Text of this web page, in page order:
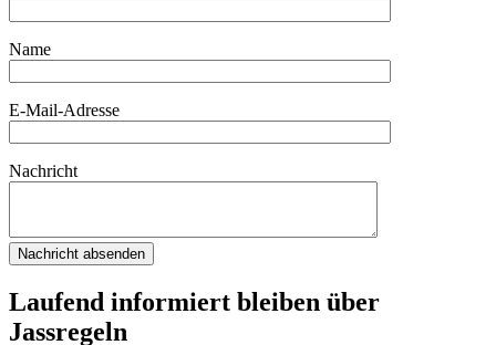
Name
E-Mail-Adresse
Nachricht
Laufend informiert bleiben über
Jassregeln